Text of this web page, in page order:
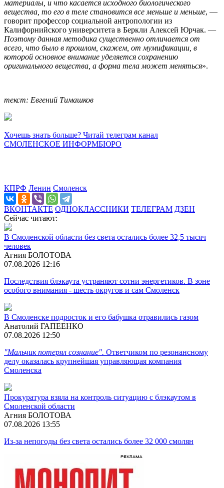
материалы, и что касается исходного биологического
вещества, то его в теле становится все меньше и меньше, —
говорит профессор социальной антропологии из
Калифорнийского университета в Беркли Алексей Юрчак. —
Поэтому данная методика существенно отличается от
всего, что было в прошлом, скажем, от мумификации, в
которой основное внимание уделяется сохранению
оригинального вещества, а форма тела может меняться».
текст: Евгений Тимашков
Хочешь знать больше? Читай телеграм канал
СМОЛЕНСКОЕ ИНФОРМБЮРО
КПРФ Ленин Смоленск
ВКОНТАКТЕ ОДНОКЛАССНИКИ ТЕЛЕГРАМ ДЗЕН
Сейчас читают:
В Смоленской области без света остались более 32,5 тысяч
человек
Агния БОЛОТОВА
07.08.2026 12:16
Последствия блэкаута устраняют сотни энергетиков. В зоне
особого внимания - шесть округов и сам Смоленск
В Смоленске подросток и его бабушка отравились газом
Анатолий ГАПЕЕНКО
07.08.2026 12:50
"Мальчик потерял сознание". Ответчиком по резонансному
делу оказалась крупнейшая управляющая компания
Смоленска
Прокуратура взяла на контроль ситуацию с блэкаутом в
Смоленской области
Агния БОЛОТОВА
07.08.2026 13:55
Из-за непогоды без света остались более 32 000 смолян